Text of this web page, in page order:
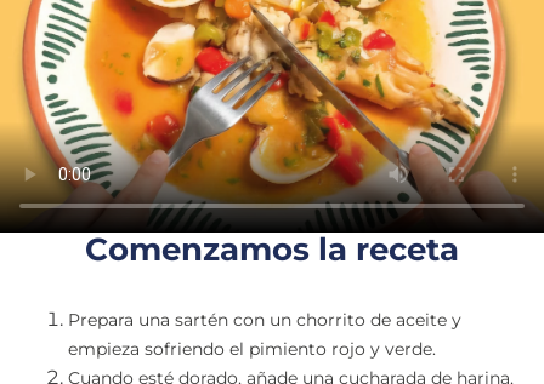
Comenzamos la receta
Prepara una sartén con un chorrito de aceite y
empieza sofriendo el pimiento rojo y verde.
Cuando esté dorado, añade una cucharada de harina,